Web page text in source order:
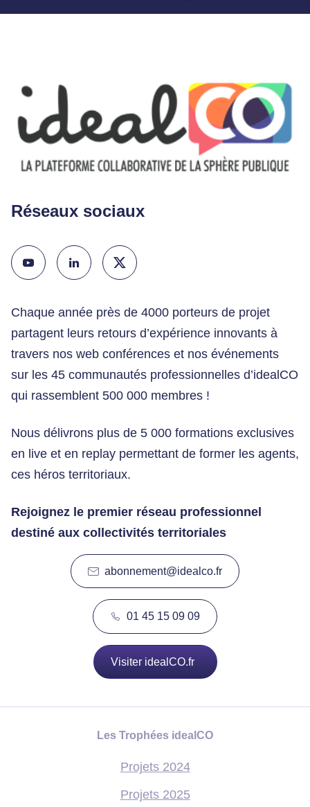
Réseaux sociaux
Chaque année près de 4000 porteurs de projet
partagent leurs retours d’expérience innovants à
travers nos web conférences et nos événements
sur les 45 communautés professionnelles d’idealCO
qui rassemblent 500 000 membres !
Nous délivrons plus de 5 000 formations exclusives
en live et en replay permettant de former les agents,
ces héros territoriaux.
Rejoignez le premier réseau professionnel
destiné aux collectivités territoriales
abonnement@idealco.fr
01 45 15 09 09
Visiter idealCO.fr
Les Trophées idealCO
Projets 2024
Projets 2025